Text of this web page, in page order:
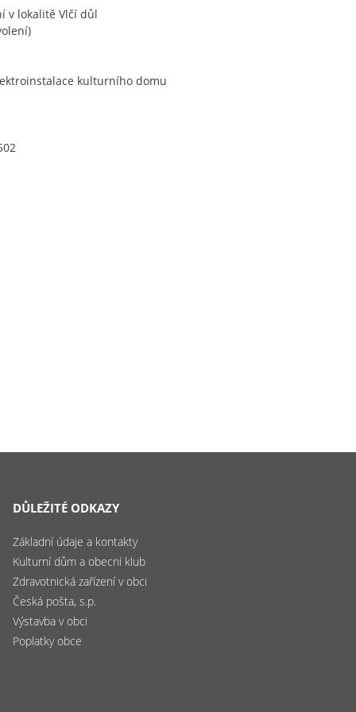
v lokalitě Vlčí důl
kulturního domu
DŮLEŽITÉ ODKAZY
Základní údaje a kontakty
Kulturní dům a obecní klub
Zdravotnická zařízení v obci
Česká pošta, s.p.
Výstavba v obci
Poplatky obce